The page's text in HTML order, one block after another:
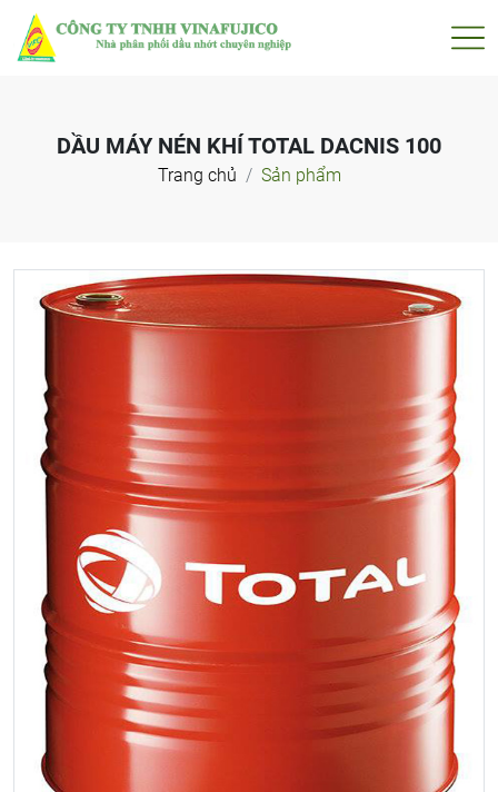
DẦU MÁY NÉN KHÍ TOTAL DACNIS 100
Trang chủ Sản phẩm